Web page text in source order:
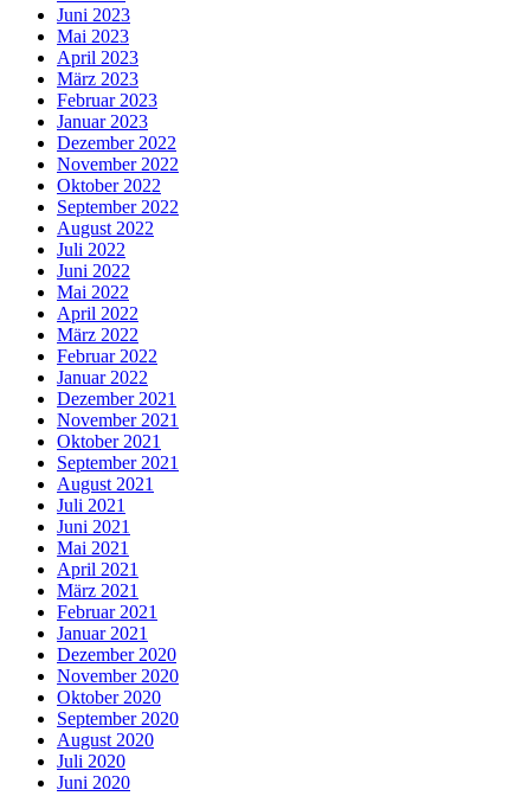
Juni 2023
Mai 2023
April 2023
März 2023
Februar 2023
Januar 2023
Dezember 2022
November 2022
Oktober 2022
September 2022
August 2022
Juli 2022
Juni 2022
Mai 2022
April 2022
März 2022
Februar 2022
Januar 2022
Dezember 2021
November 2021
Oktober 2021
September 2021
August 2021
Juli 2021
Juni 2021
Mai 2021
April 2021
März 2021
Februar 2021
Januar 2021
Dezember 2020
November 2020
Oktober 2020
September 2020
August 2020
Juli 2020
Juni 2020